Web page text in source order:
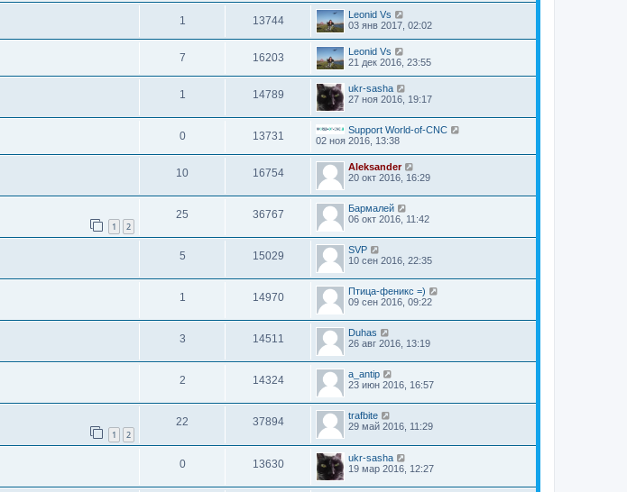
1 13744
Leonid Vs
03 янв 2017, 02:02
7 16203
Leonid Vs
21 дек 2016, 23:55
1 14789
ukr-sasha
27 ноя 2016, 19:17
0 13731
Support World-of-CNC
02 ноя 2016, 13:38
10 16754
Aleksander
20 окт 2016, 16:29
1 2
25 36767
Бармалей
06 окт 2016, 11:42
5 15029
SVP
10 сен 2016, 22:35
1 14970
Птица-феникс =)
09 сен 2016, 09:22
3 14511
Duhas
26 авг 2016, 13:19
2 14324
a_antip
23 июн 2016, 16:57
1 2
22 37894
trafbite
29 май 2016, 11:29
0 13630
ukr-sasha
19 мар 2016, 12:27